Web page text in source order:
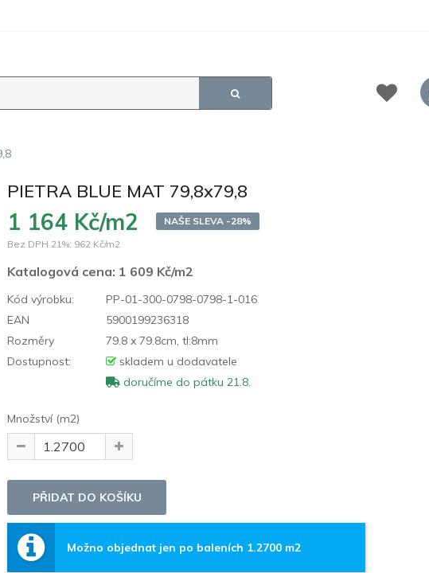
PIETRA BLUE MAT 79,8x79,8
1 164 Kč/m2
NAŠE SLEVA -28%
Bez DPH 21%: 962 Kč/m2
Katalogová cena: 1 609 Kč/m2
Kód výrobku:
PP-01-300-0798-0798-1-016
EAN
5900199236318
Rozměry
79.8 x 79.8cm, tl:8mm
Dostupnost:
skladem u dodavatele
doručíme do pátku 21.8.
Množství (m2)
Možno objednat jen po baleních 1.2700 m2